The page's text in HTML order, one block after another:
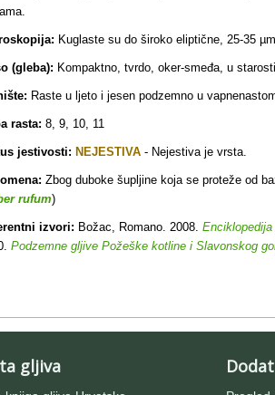
Kuglaste su do široko eliptične, 25-35
(gleba): Kompaktno, tvrdo, oker-smeđa, u
Raste u ljeto i jesen podzemno u
rasta: 8, 9, 10, 11
jestivosti: NEJESTIVA - Nejestiva je vrsta.
Zbog duboke šupljine koja se proteže od
rufum)
izvori: Božac, Romano. 2008.
Podzemne gljive Požeške kotline i Slavonskog
gljiva